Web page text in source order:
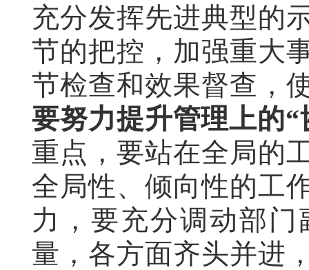
充分发挥先进典型的
节的把控，加强重大
节检查和效果督查，
要努力提升管理上的“
重点，要站在全局的
全局性、倾向性的工
力，要充分调动部
量，各方面齐头并进